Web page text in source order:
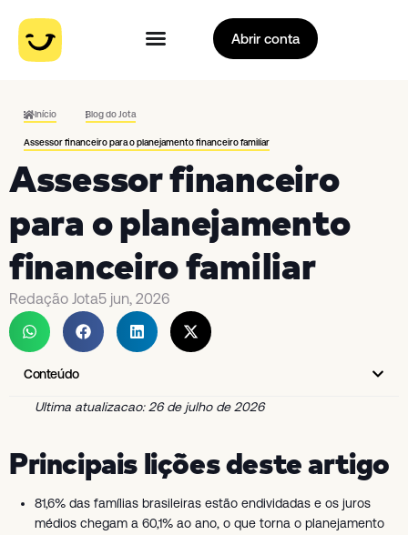
Abrir conta
Início Blog do Jota
Assessor financeiro para o planejamento financeiro familiar
Assessor financeiro
para o planejamento
financeiro familiar
Redação Jota5 jun, 2026
Conteúdo
Ultima atualizacao: 26 de julho de 2026
Principais lições deste artigo
81,6% das famílias brasileiras estão endividadas e os juros
médios chegam a 60,1% ao ano, o que torna o planejamento